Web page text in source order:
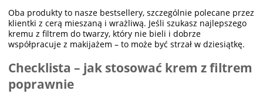
Oba produkty to nasze bestsellery, szczególnie polecane przez
klientki z cerą mieszaną i wrażliwą. Jeśli szukasz najlepszego
kremu z filtrem do twarzy, który nie bieli i dobrze
współpracuje z makijażem – to może być strzał w dziesiątkę.
Checklista – jak stosować krem z filtrem
poprawnie